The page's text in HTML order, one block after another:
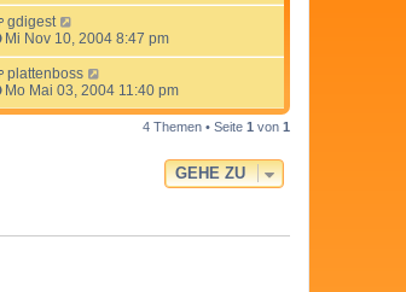
gdigest
Mi Nov 10, 2004 8:47 pm
plattenboss
Mo Mai 03, 2004 11:40 pm
4 Themen • Seite 1 von 1
GEHE ZU